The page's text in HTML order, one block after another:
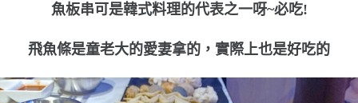
魚板串可是韓式料理的代表之一呀~必吃!
飛魚條是童老大的愛妻拿的，實際上也是好吃的